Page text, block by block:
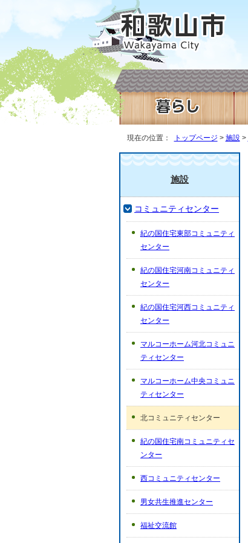
現在の位置： トップページ > 施設>
施設
コミュニティセンター
紀の国住宅東部コミュニティ
センター
紀の国住宅河南コミュニティ
センター
紀の国住宅河西コミュニティ
センター
マルコーホーム河北コミュニ
ティセンター
マルコーホーム中央コミュニ
ティセンター
北コミュニティセンター
紀の国住宅南コミュニティセ
ンター
西コミュニティセンター
男女共生推進センター
福祉交流館